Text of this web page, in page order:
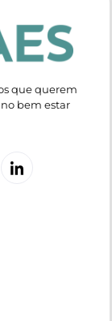
que querem
bem estar